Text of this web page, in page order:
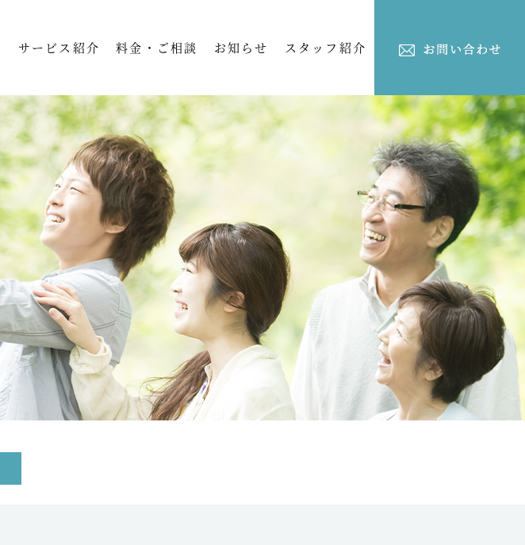
サービス紹介 料金・ご相談 お知らせ スタッフ紹介